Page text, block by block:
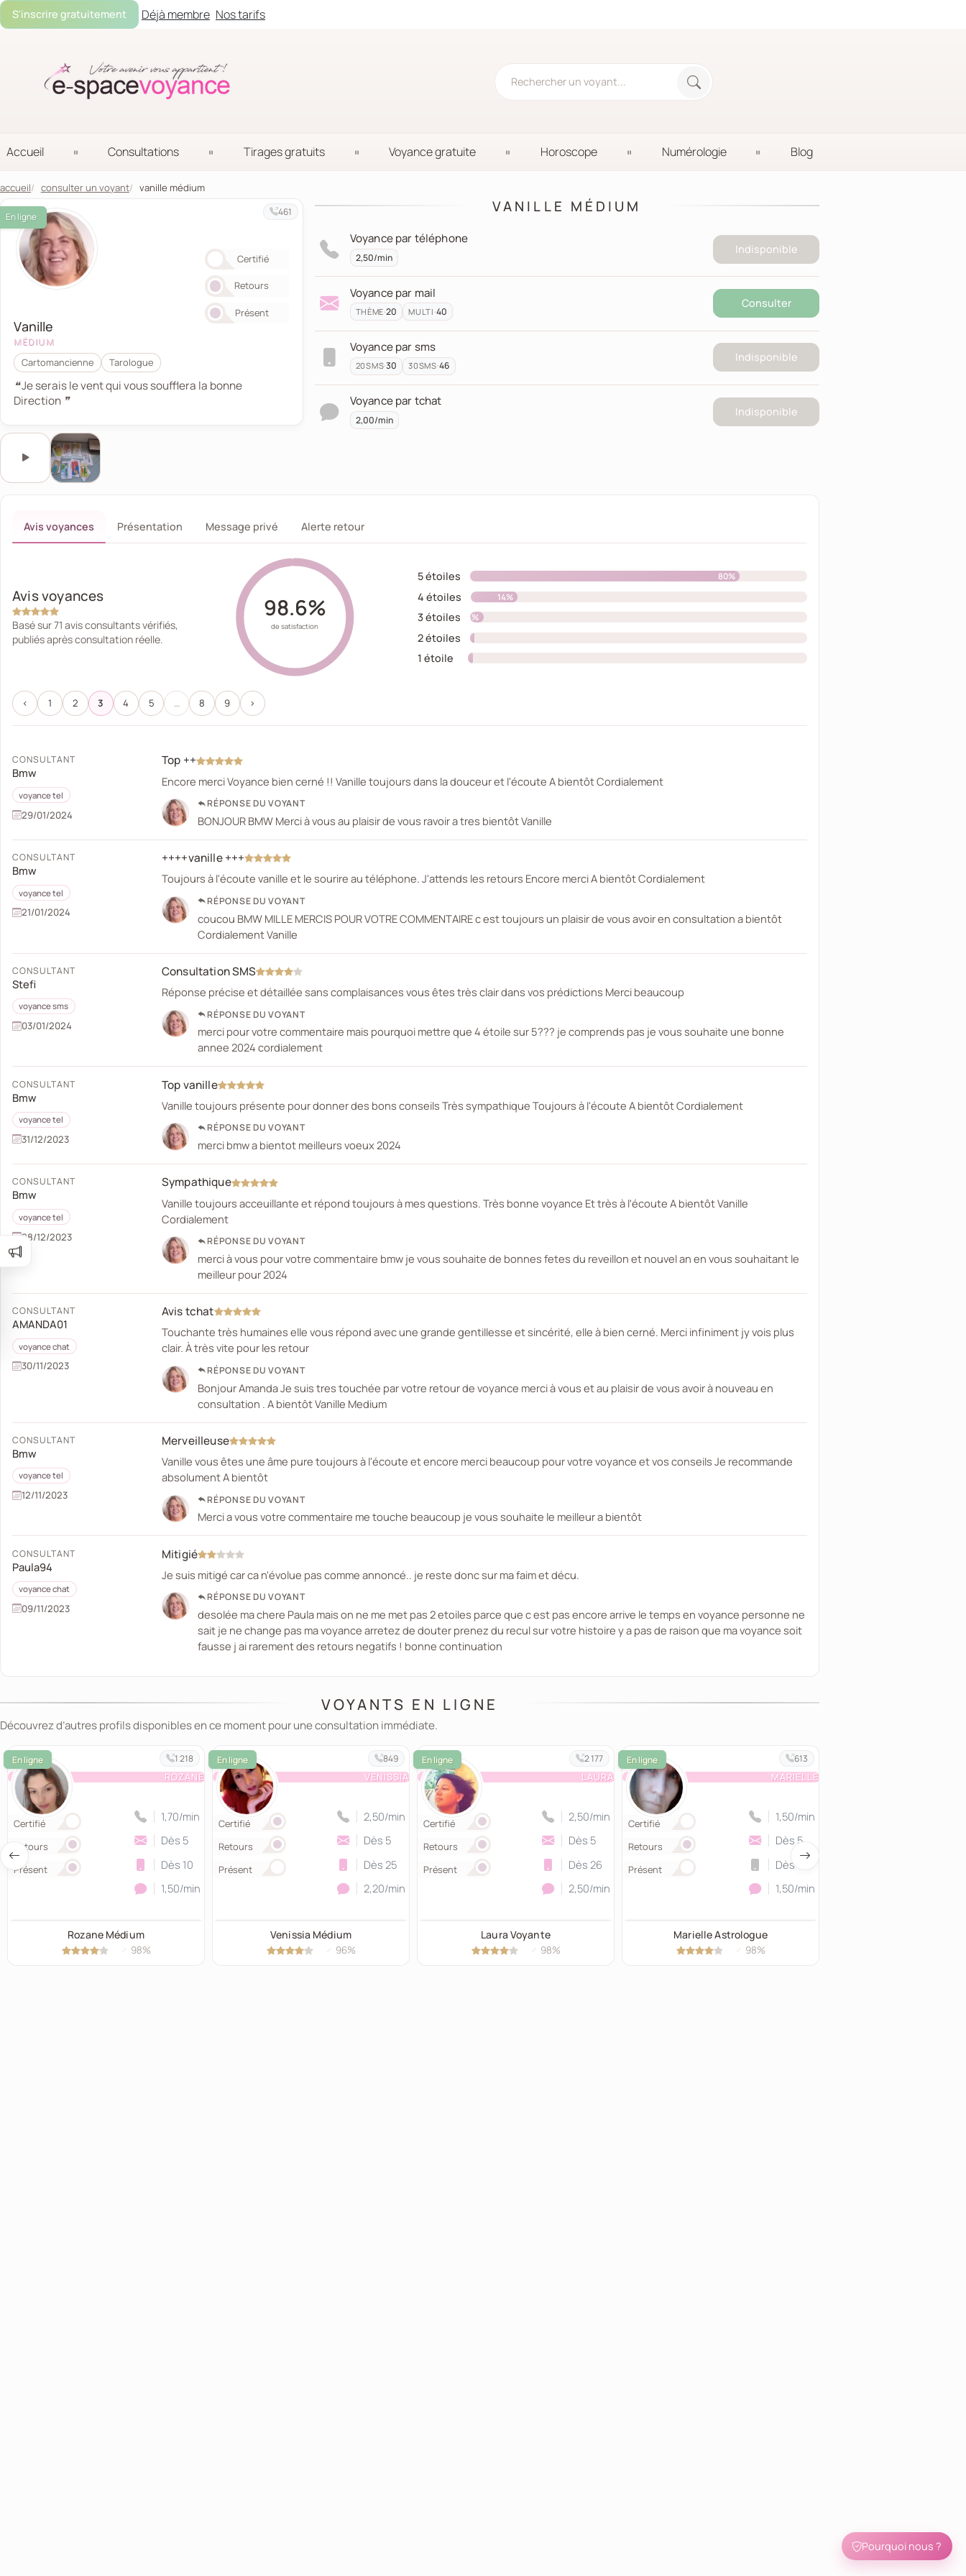
S'inscrire gratuitement Déjà membre Nos tarifs
Accueil Consultations Tirages gratuits Voyance gratuite Horoscope Numérologie Blog
accueil consulter un voyant vanille médium
VANILLE MÉDIUM
Voyance par téléphone
2,50/min
Indisponible
Voyance par mail
THÈME·20 MULTI ·40
Consulter
Voyance par sms
20SMS·30 30SMS·46
Indisponible
Voyance par tchat
2,00/min
Indisponible
En ligne 461
Certifié
Retours
Présent
Vanille
MÉDIUM
Cartomancienne Tarologue
❝ Je serais le vent qui vous soufflera la bonne
Direction ❞
Écouter l'audio de présentation
Ce bouton lance ou met en pause l’audio de présentation.
Avis voyances Présentation Message privé Alerte retour
Avis voyances
Basé sur 71 avis consultants vérifiés,
publiés après consultation réelle.
98.6%
de satisfaction
5 étoiles 80%
4 étoiles 14%
3 étoiles 4%
2 étoiles1%
1 étoile 0%
‹ 1 2 3 4 5 … 8 9 ›
CONSULTANT
Bmw
voyance tel
29/01/2024
Top ++
Encore merci Voyance bien cerné !! Vanille toujours dans la douceur et l'écoute A bientôt Cordialement
RÉPONSE DU VOYANT
BONJOUR BMW Merci à vous au plaisir de vous ravoir a tres bientôt Vanille
CONSULTANT
Bmw
voyance tel
21/01/2024
++++vanille +++
Toujours à l'écoute vanille et le sourire au téléphone. J'attends les retours Encore merci A bientôt Cordialement
RÉPONSE DU VOYANT
coucou BMW MILLE MERCIS POUR VOTRE COMMENTAIRE c est toujours un plaisir de vous avoir en consultation a bientôt
Cordialement Vanille
CONSULTANT
Stefi
voyance sms
03/01/2024
Consultation SMS
Réponse précise et détaillée sans complaisances vous êtes très clair dans vos prédictions Merci beaucoup
RÉPONSE DU VOYANT
merci pour votre commentaire mais pourquoi mettre que 4 étoile sur 5??? je comprends pas je vous souhaite une bonne
annee 2024 cordialement
CONSULTANT
Bmw
voyance tel
31/12/2023
Top vanille
Vanille toujours présente pour donner des bons conseils Très sympathique Toujours à l'écoute A bientôt Cordialement
RÉPONSE DU VOYANT
merci bmw a bientot meilleurs voeux 2024
CONSULTANT
Bmw
voyance tel
28/12/2023
Sympathique
Vanille toujours acceuillante et répond toujours à mes questions. Très bonne voyance Et très à l'écoute A bientôt Vanille
Cordialement
RÉPONSE DU VOYANT
merci à vous pour votre commentaire bmw je vous souhaite de bonnes fetes du reveillon et nouvel an en vous souhaitant le
meilleur pour 2024
CONSULTANT
AMANDA01
voyance chat
30/11/2023
Avis tchat
Touchante très humaines elle vous répond avec une grande gentillesse et sincérité, elle à bien cerné. Merci infiniment jy vois plus
clair. À très vite pour les retour
RÉPONSE DU VOYANT
Bonjour Amanda Je suis tres touchée par votre retour de voyance merci à vous et au plaisir de vous avoir à nouveau en
consultation . A bientôt Vanille Medium
CONSULTANT
Bmw
voyance tel
12/11/2023
Merveilleuse
Vanille vous êtes une âme pure toujours à l'écoute et encore merci beaucoup pour votre voyance et vos conseils Je recommande
absolument A bientôt
RÉPONSE DU VOYANT
Merci a vous votre commentaire me touche beaucoup je vous souhaite le meilleur a bientôt
CONSULTANT
Paula94
voyance chat
09/11/2023
Mitigié
Je suis mitigé car ca n'évolue pas comme annoncé.. je reste donc sur ma faim et décu.
RÉPONSE DU VOYANT
desolée ma chere Paula mais on ne me met pas 2 etoiles parce que c est pas encore arrive le temps en voyance personne ne
sait je ne change pas ma voyance arretez de douter prenez du recul sur votre histoire y a pas de raison que ma voyance soit
fausse j ai rarement des retours negatifs ! bonne continuation
VOYANTS EN LIGNE
Découvrez d’autres profils disponibles en ce moment pour une consultation immédiate.
1 218
ROZANE
Certifié
Retours
Présent
1,70/min
Dès 5
Dès 10
1,50/min
Rozane Médium
98%
849
VENISSIA
Certifié
Retours
Présent
2,50/min
Dès 5
Dès 25
2,20/min
Venissia Médium
96%
2 177
LAURA
Certifié
Retours
Présent
2,50/min
Dès 5
Dès 26
2,50/min
Laura Voyante
98%
613
MARIELLE
Certifié
Retours
Présent
1,50/min
Dès 5
Dès 10
1,50/min
Marielle Astrologue
98%
Pourquoi nous ?